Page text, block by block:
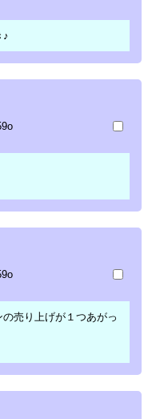
♪
売り上げが１つあがっ